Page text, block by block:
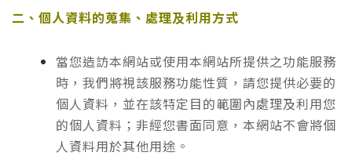
二、個人資料的蒐集、處理及利用方式
當您造訪本網站或使用本網站所提供之功能服務
時，我們將視該服務功能性質，請您提供必要的
個人資料，並在該特定目的範圍內處理及利用您
的個人資料；非經您書面同意，本網站不會將個
人資料用於其他用途。